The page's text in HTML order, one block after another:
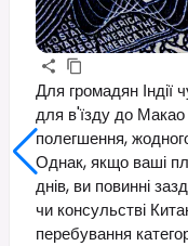
Для громадян Індії
для в'їзду до
полегшення,
Однак, якщо ваші
днів, ви повинні
чи консульстві
перебування